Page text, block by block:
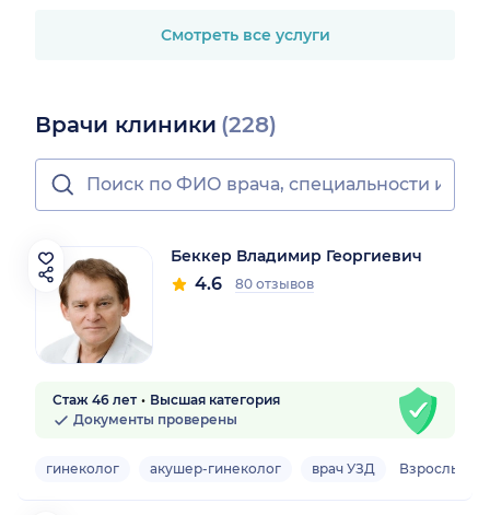
Смотреть все услуги
Врачи клиники (228)
Беккер Владимир Георгиевич
4.6 80 отзывов
Стаж 46 лет
Высшая категория
Документы проверены
гинеколог акушер-гинеколог врач УЗД Взрослый